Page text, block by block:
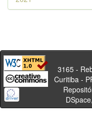
Av.
3165 -